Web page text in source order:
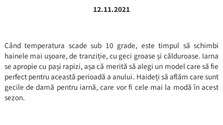
12.11.2021
Când temperatura scade sub 10 grade, este timpul să schimbi
hainele mai ușoare, de tranziție, cu geci groase și călduroase. Iarna
se apropie cu pași rapizi, așa că merită să alegi un model care să fie
perfect pentru această perioadă a anului. Haideți să aflăm care sunt
gecile de damă pentru iarnă, care vor fi cele mai la modă în acest
sezon.